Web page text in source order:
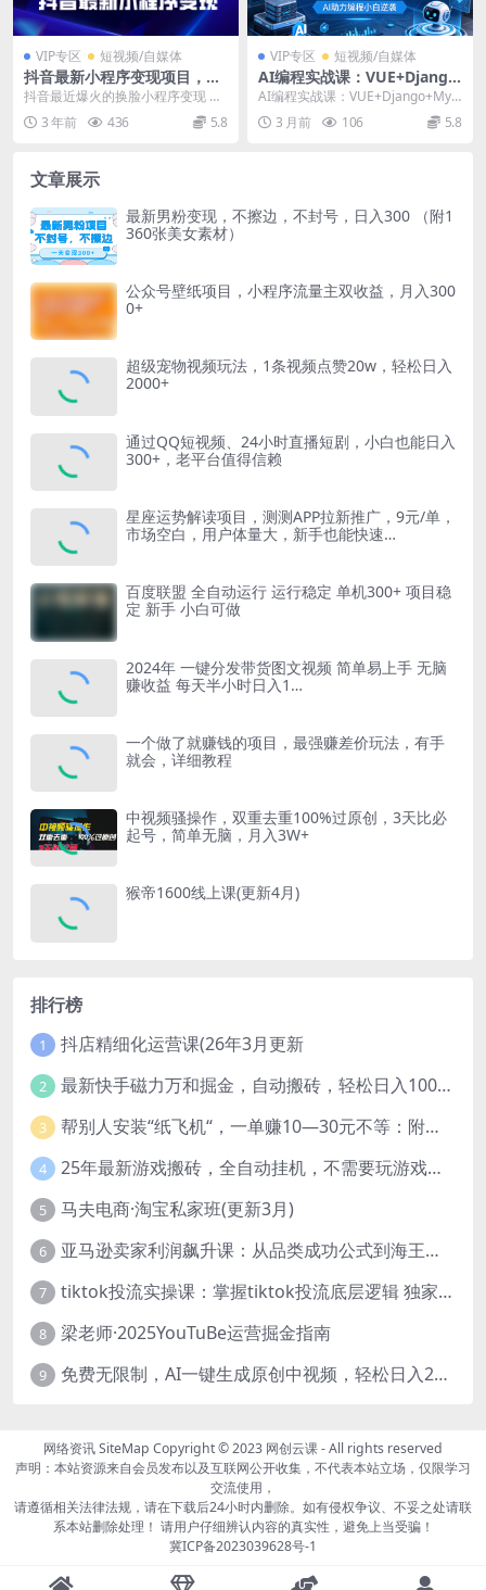
VIP专区 短视频/自媒体
抖音最新小程序变现项目，单
视频收益6w＋
抖音最近爆火的换脸小程序变现 这
个赛道非常适合新手小白，不用会
剪辑，一键生成作品...
3 年前 436 5.8
VIP专区 短视频/自媒体
AI编程实战课：VUE+Django
+MySQL开发大型网站项目，
从入门到项目落地，AI助力编
程小白逆袭
AI编程实战课：VUE+Django+MyS
QL开发大型网站项目，从入门到项
目落...3 月前 106 5.8
文章展示
最新男粉变现，不擦边，不封号，日入300 （附1
360张美女素材）
公众号壁纸项目，小程序流量主双收益，月入300
0+
超级宠物视频玩法，1条视频点赞20w，轻松日入
2000+
通过QQ短视频、24小时直播短剧，小白也能日入
300+，老平台值得信赖
星座运势解读项目，测测APP拉新推广，9元/单，
市场空白，用户体量大，新手也能快速…
百度联盟 全自动运行 运行稳定 单机300+ 项目稳
定 新手 小白可做
2024年 一键分发带货图文视频 简单易上手 无脑
赚收益 每天半小时日入1…
一个做了就赚钱的项目，最强赚差价玩法，有手
就会，详细教程
中视频骚操作，双重去重100%过原创，3天比必
起号，简单无脑，月入3W+
猴帝1600线上课(更新4月)
排行榜
1 抖店精细化运营课(26年3月更新
2 最新快手磁力万和掘金，自动搬砖，轻松日入100-200，操作简单
3 帮别人安装“纸飞机“，一单赚10—30元不等：附：免费节点
4 25年最新游戏搬砖，全自动挂机，不需要玩游戏，单手机操作日入300+
5 马夫电商·淘宝私家班(更新3月)
6 亚马逊卖家利润飙升课：从品类成功公式到海王打法，让每个SKU都成爆款一路飙升(更新26年3月
7 tiktok投流实操课：掌握tiktok投流底层逻辑 独家TK投流玩法
8 梁老师·2025YouTuBe运营掘金指南
9 免费无限制，AI一键生成原创中视频，轻松日入2000+，超简单，可矩阵，…
网络资讯SiteMap Copyright © 2023 网创云课- All rights reserved
声明：本站资源来自会员发布以及互联网公开收集，不代表本站立场，仅限学习
交流使用，
请遵循相关法律法规，请在下载后24小时内删除。如有侵权争议、不妥之处请联
系本站删除处理！ 请用户仔细辨认内容的真实性，避免上当受骗！
冀ICP备2023039628号-1